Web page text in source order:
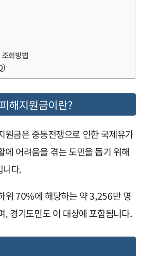
회방법
해지원금이란?
원금은 중동전쟁으로 인한 국제유가
에 어려움을 겪는 도민을 돕기 위해
니다.
위 70%에 해당하는 약 3,256만 명
, 경기도민도 이 대상에 포함됩니다.